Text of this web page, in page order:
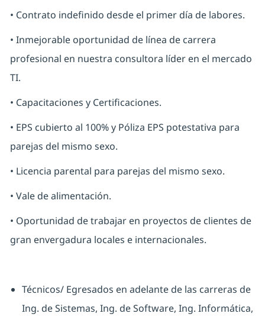
• Contrato indefinido desde el primer día de labores.
• Inmejorable oportunidad de línea de carrera
profesional en nuestra consultora líder en el mercado
TI.
• Capacitaciones y Certificaciones.
• EPS cubierto al 100% y Póliza EPS potestativa para
parejas del mismo sexo.
• Licencia parental para parejas del mismo sexo.
• Vale de alimentación.
• Oportunidad de trabajar en proyectos de clientes de
gran envergadura locales e internacionales.
Técnicos/ Egresados en adelante de las carreras de
Ing. de Sistemas, Ing. de Software, Ing. Informática,